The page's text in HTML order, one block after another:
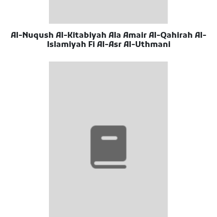
Al-Nuqush Al-Kitabiyah Ala Amair Al-Qahirah Al-
Islamiyah Fi Al-Asr Al-Uthmani